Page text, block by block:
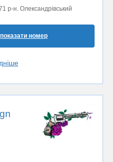
р-н. Олександрівський
показати номер